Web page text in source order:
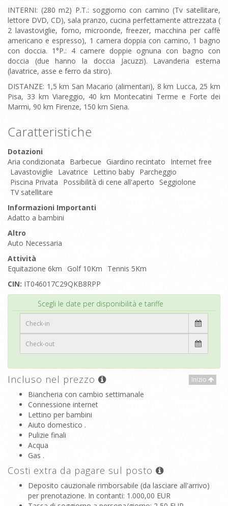
INTERNI: (280 m2) P.T.: soggiorno con camino (Tv satellitare,
lettore DVD, CD), sala pranzo, cucina perfettamente attrezzata (
2 lavastoviglie, forno, microonde, freezer, macchina per caffè
americano e espresso), 1 camera doppia con camino, 1 bagno
con doccia. 1°P.: 4 camere doppie ognuna con bagno con
doccia (due hanno la doccia Jacuzzi). Lavanderia esterna
(lavatrice, asse e ferro da stiro).
DISTANZE: 1,5 km San Macario (alimentari), 8 km Lucca, 25 km
Pisa, 33 km Viareggio, 40 km Montecatini Terme e Forte dei
Marmi, 90 km Firenze, 150 km Siena.
Caratteristiche
Dotazioni
Aria condizionata
Barbecue Giardino recintato
Internet free
Lavastoviglie
Lavatrice Lettino baby Parcheggio
Piscina Privata
Possibilità di cene all'aperto
Seggiolone
TV satellitare
Informazioni Importanti
Adatto a bambini
Altro
Auto Necessaria
Attività
Equitazione 6km
Golf 10Km
Tennis 5Km
CIN: IT046017C29QKB8RPP
Scegli le date per disponibilità e tariffe
Inizio
Incluso nel prezzo
Biancheria con cambio settimanale
Connessione internet
Lettino per bambini
Aiuto domestico .
Pulizie finali
Acqua
Gas .
Costi extra da pagare sul posto
Deposito cauzionale rimborsabile (da lasciare all'arrivo)
per prenotazione. In contanti: 1.000,00 EUR